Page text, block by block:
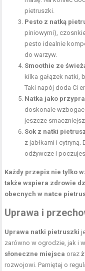
pietruszki.
Pesto z natką
piniowymi),
pesto idealnie
do warzyw.
Smoothie ze
kilka gałązek natki,
Taki napój doda Ci
Natka jako
doskonale
jeszcze
Sok z natki
z jabłkami i
odżywcze i
Każdy przepis nie tylko
także wspiera zdrowie
obecnych w natce
Uprawa i
Uprawa natki pietruszki
zarówno w ogrodzie, jak i
słoneczne miejsca oraz
rozwojowi. Pamiętaj o